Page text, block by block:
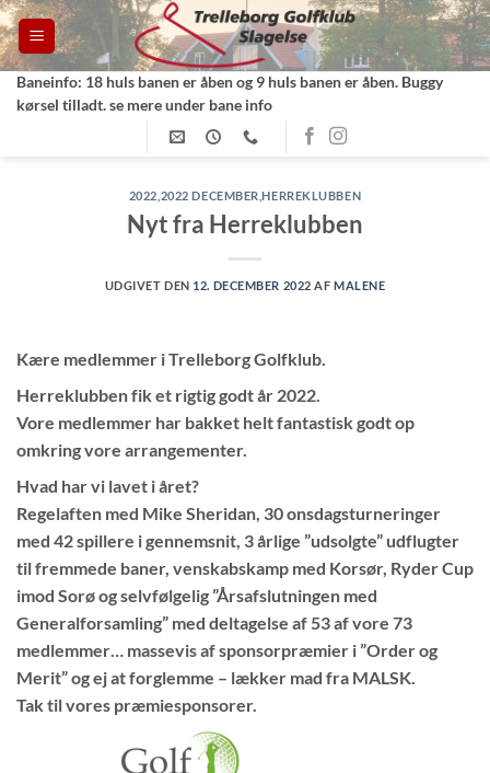
Fortsæt
til
indhold
Baneinfo: 18 huls banen er åben og 9 huls banen er åben. Buggy
kørsel tilladt. se mere under bane info
2022 2022 DECEMBER ,HERREKLUBBEN
Nyt fra Herreklubben
UDGIVET DEN 12. DECEMBER 2022 AFMALENE
Kære medlemmer i Trelleborg Golfklub.
Herreklubben fik et rigtig godt år 2022.
Vore medlemmer har bakket helt fantastisk godt op
omkring vore arrangementer.
Hvad har vi lavet i året?
Regelaften med Mike Sheridan, 30 onsdagsturneringer
med 42 spillere i gennemsnit, 3 årlige ”udsolgte” udflugter
til fremmede baner, venskabskamp med Korsør, Ryder Cup
imod Sorø og selvfølgelig ”Årsafslutningen med
Generalforsamling” med deltagelse af 53 af vore 73
medlemmer… massevis af sponsorpræmier i ”Order og
Merit” og ej at forglemme – lækker mad fra MALSK.
Tak til vores præmiesponsorer.